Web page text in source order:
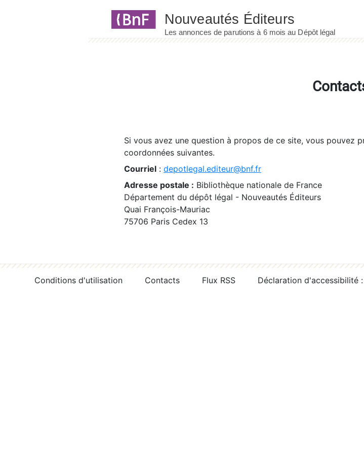
Si vous avez une question à propos de ce site, vous pouvez
coordonnées suivantes.
Courriel : depotlegal.editeur@bnf.fr
Adresse postale : Bibliothèque nationale de France
Département du dépôt légal - Nouveautés Éditeurs
Quai François-Mauriac
75706 Paris Cedex 13
Conditions d'utilisation Contacts Flux RSS Déclaration d'accessibilité